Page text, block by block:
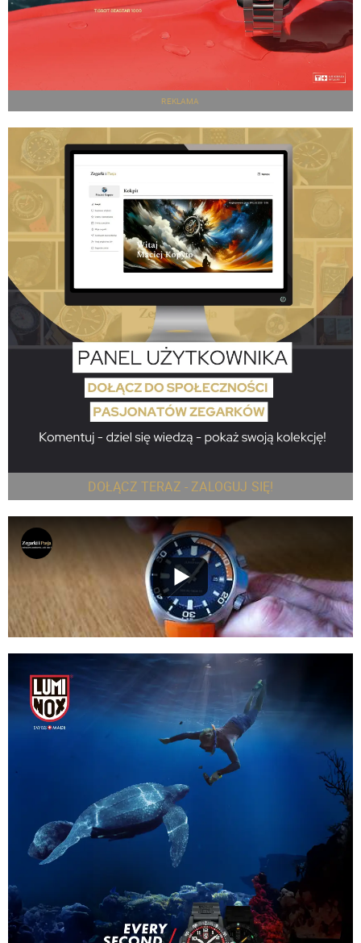
REKLAMA
DOŁĄCZ TERAZ - ZALOGUJ SIĘ!